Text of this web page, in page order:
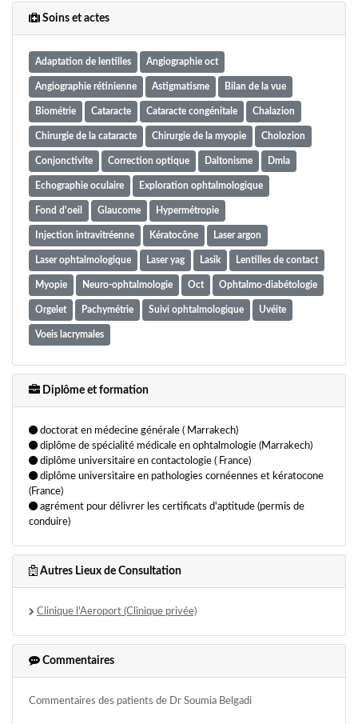
Soins et actes
Adaptation de lentilles Angiographie oct
Angiographie rétinienne Astigmatisme Bilan de la vue
Biométrie Cataracte Cataracte congénitale Chalazion
Chirurgie de la cataracte Chirurgie de la myopie Cholozion
Conjonctivite Correction optique Daltonisme Dmla
Echographie oculaire Exploration ophtalmologique
Fond d'oeil Glaucome Hypermétropie
Injection intravitréenne Kératocône Laser argon
Laser ophtalmologique Laser yag Lasik Lentilles de contact
Myopie Neuro-ophtalmologie Oct Ophtalmo-diabétologie
Orgelet Pachymétrie Suivi ophtalmologique Uvéite
Voeis lacrymales
Diplôme et formation
doctorat en médecine générale ( Marrakech)
diplôme de spécialité médicale en ophtalmologie (Marrakech)
diplôme universitaire en contactologie ( France)
diplôme universitaire en pathologies cornéennes et kératocone
(France)
agrément pour délivrer les certificats d'aptitude (permis de
conduire)
Autres Lieux de Consultation
Clinique l'Aeroport (Clinique privée)
Commentaires
Commentaires des patients de Dr Soumia Belgadi